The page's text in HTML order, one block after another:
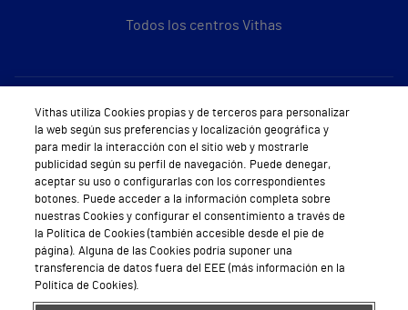
Todos los centros Vithas
Sobre Vithas
Quiénes somos
Trabajar en Vithas
Teléfono Cita Médica
Teléfono Atención al Cliente
Política de seguridad y salud en el trabajo
Vithas utiliza Cookies propias y de terceros para personalizar
la web según sus preferencias y localización geográfica y
para medir la interacción con el sitio web y mostrarle
publicidad según su perfil de navegación. Puede denegar,
aceptar su uso o configurarlas con los correspondientes
botones. Puede acceder a la información completa sobre
nuestras Cookies y configurar el consentimiento a través de
la Política de Cookies (también accesible desde el pie de
página). Alguna de las Cookies podría suponer una
transferencia de datos fuera del EEE (más información en la
Política de Cookies).